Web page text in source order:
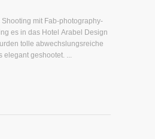
Shooting mit Fab-photography-
es in das Hotel Arabel Design
tolle abwechslungsreiche
elegant geshootet. ...